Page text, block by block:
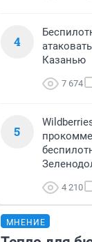
4
Казанью
7 674
5
4 210
МНЕНИЕ